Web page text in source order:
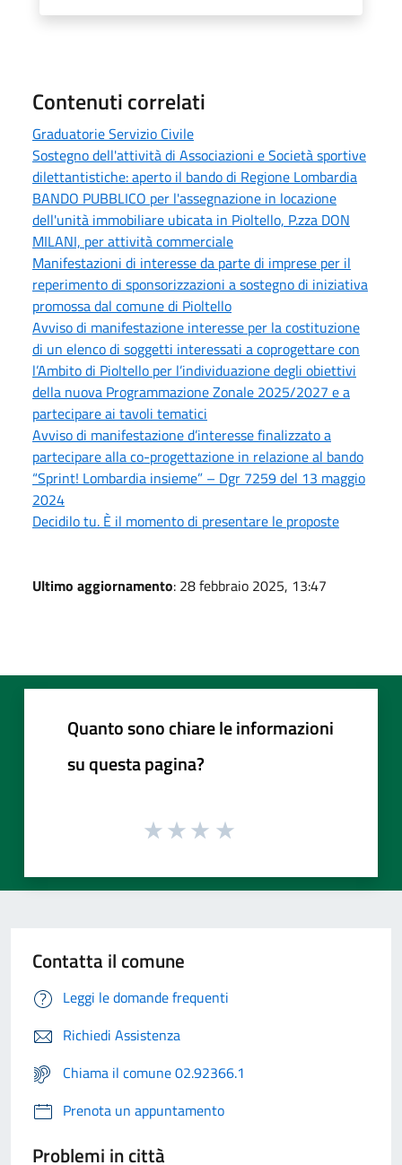
Contenuti correlati
Graduatorie Servizio Civile
Sostegno dell'attività di Associazioni e Società sportive
dilettantistiche: aperto il bando di Regione Lombardia
BANDO PUBBLICO per l'assegnazione in locazione
dell'unità immobiliare ubicata in Pioltello, P.zza DON
MILANI, per attività commerciale
Manifestazioni di interesse da parte di imprese per il
reperimento di sponsorizzazioni a sostegno di iniziativa
promossa dal comune di Pioltello
Avviso di manifestazione interesse per la costituzione
di un elenco di soggetti interessati a coprogettare con
l’Ambito di Pioltello per l’individuazione degli obiettivi
della nuova Programmazione Zonale 2025/2027 e a
partecipare ai tavoli tematici
Avviso di manifestazione d’interesse finalizzato a
partecipare alla co-progettazione in relazione al bando
“Sprint! Lombardia insieme” – Dgr 7259 del 13 maggio
2024
Decidilo tu. È il momento di presentare le proposte
Ultimo aggiornamento: 28 febbraio 2025, 13:47
Quanto sono chiare le informazioni
su questa pagina?
Contatta il comune
Leggi le domande frequenti
Richiedi Assistenza
Chiama il comune 02.92366.1
Prenota un appuntamento
Problemi in città